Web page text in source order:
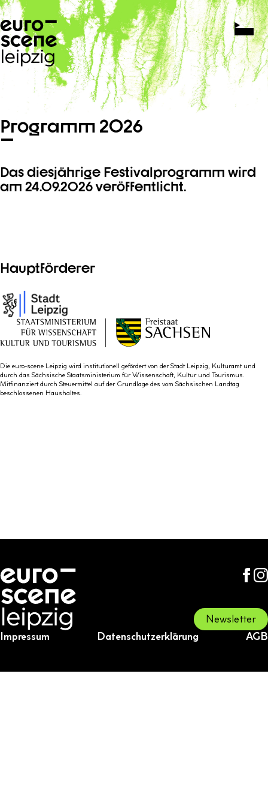
Navigation überspringen
Programm
Programm 2026
Das diesjährige Festivalprogramm wird
am 24.09.2026 veröffentlicht.
Hauptförderer
Die euro-scene Leipzig wird institutionell gefördert von der Stadt Leipzig, Kulturamt und
durch das Sächsische Staatsministerium für Wissenschaft, Kultur und Tourismus.
Mitfinanziert durch Steuermittel auf der Grundlage des vom Sächsischen Landtag
beschlossenen Haushaltes.
Newsletter
Impressum
Datenschutzerklärung AGB